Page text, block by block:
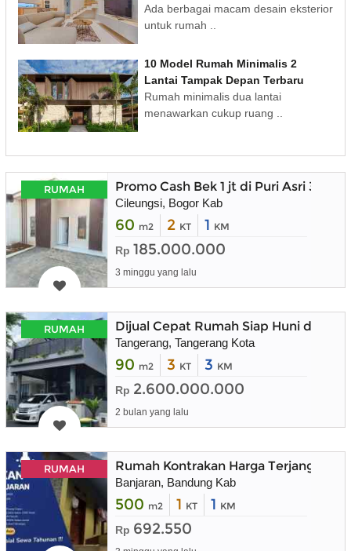
Ada berbagai macam desain eksterior
untuk rumah ..
10 Model Rumah Minimalis 2
Lantai Tampak Depan Terbaru
Rumah minimalis dua lantai
menawarkan cukup ruang ..
RUMAH Promo Cash Bek 1 jt di Puri Asri 3
Cileungsi, Bogor Kab
60 m2 2 KT 1 KM
Rp 185.000.000
3 minggu yang lalu
RUMAH Dijual Cepat Rumah Siap Huni dalam
Tangerang, Tangerang Kota
90 m2 3 KT 3 KM
Rp 2.600.000.000
2 bulan yang lalu
RUMAH Rumah Kontrakan Harga Terjangkau
Banjaran, Bandung Kab
500 m2 1 KT 1 KM
Rp 692.550